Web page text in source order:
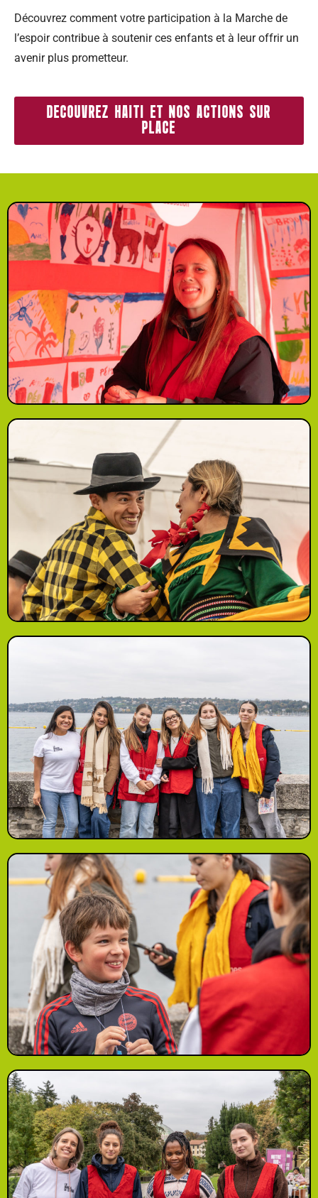
Découvrez comment votre participation à la Marche de
l’espoir contribue à soutenir ces enfants et à leur offrir un
avenir plus prometteur.
DECOUVREZ HAITI ET NOS ACTIONS SUR
PLACE